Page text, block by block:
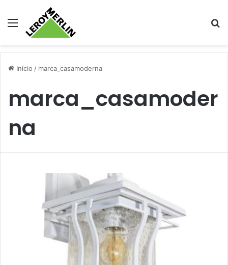
Menu
Início / marca_casamoderna
marca_casamoder
na